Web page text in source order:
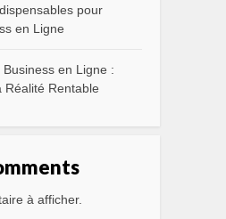
pour
en Ligne
Business en Ligne :
Réalité Rentable
à afficher.